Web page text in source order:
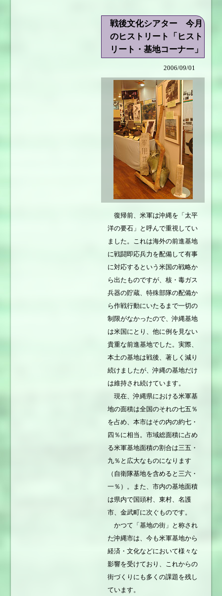
戦後文化シアター 今月
のヒストリート「ヒスト
リート・基地コーナー」
2006/09/01
復帰前、米軍は沖縄を「太平
洋の要石」と呼んで重視してい
ました。これは海外の前進基地
に戦闘即応兵力を配備して有事
に対応するという米国の戦略か
ら出たものですが、核・毒ガス
兵器の貯蔵、特殊部隊の配備か
ら作戦行動にいたるまで一切の
制限がなかったので、沖縄基地
は米国にとり、他に例を見ない
貴重な前進基地でした。実際、
本土の基地は戦後、著しく減り
続けましたが、沖縄の基地だけ
は維持され続けています。
現在、沖縄県における米軍基
地の面積は全国のそれの七五％
を占め、本市はその内の約七・
四％に相当。市域総面積に占め
る米軍基地面積の割合は三五・
九％と広大なものになります
（自衛隊基地を含めると三六・
一％）。また、市内の基地面積
は県内で国頭村、東村、名護
市、金武町に次ぐものです。
かつて「基地の街」と称され
た沖縄市は、今も米軍基地から
経済・文化などにおいて様々な
影響を受けており、これからの
街づくりにも多くの課題を残し
ています。